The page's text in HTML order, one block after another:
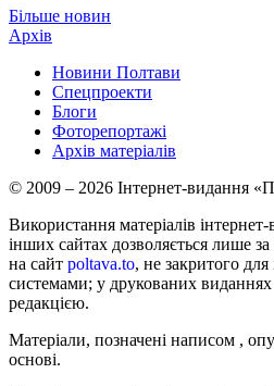
Більше новин
Архів
Новини Полтави
Спецпроекти
Блоги
Фоторепортажі
Архів матеріалів
© 2009 – 2026 Інтернет-видання
Використання матеріалів
інших сайтах дозволяється лише
на сайт poltava.to, не закритого
системами; у друкованих
редакцією.
Матеріали, позначені написом ,
основі.